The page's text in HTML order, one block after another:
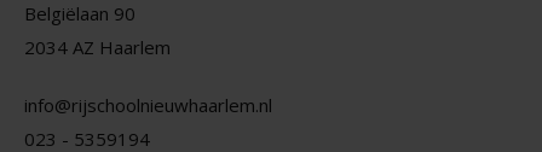
Belgiëlaan 90
2034 AZ Haarlem
info@rijschoolnieuwhaarlem.nl
023 - 5359194